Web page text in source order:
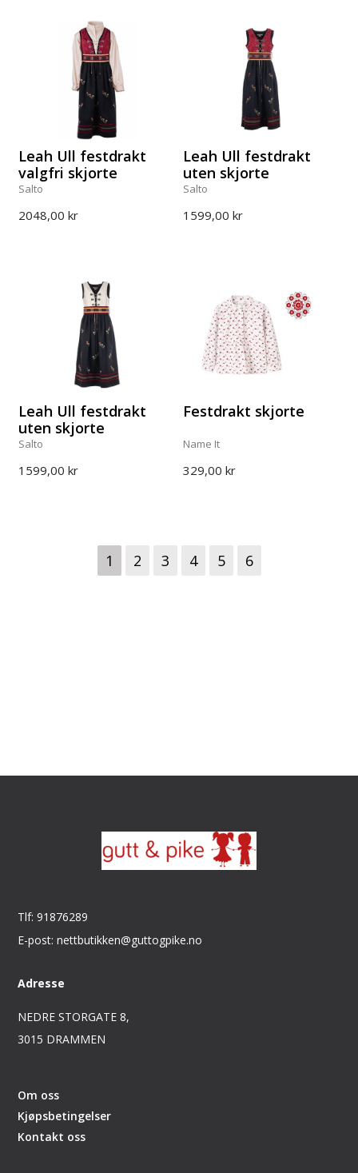
Leah Ull festdrakt
valgfri skjorte
Salto
2048,00 kr
Leah Ull festdrakt
uten skjorte
Salto
1599,00 kr
Leah Ull festdrakt
uten skjorte
Salto
1599,00 kr
Festdrakt skjorte
Name It
329,00 kr
1 2 3 4 5 6
Tlf: 91876289
E-post: nettbutikken@guttogpike.no
Adresse
NEDRE STORGATE 8,
3015 DRAMMEN
Om oss
Kjøpsbetingelser
Kontakt oss